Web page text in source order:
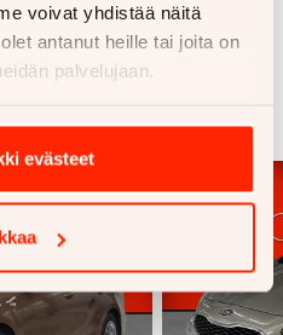
voivat yhdistää näitä
antanut heille tai joita on
palvelujaan.
evästeet